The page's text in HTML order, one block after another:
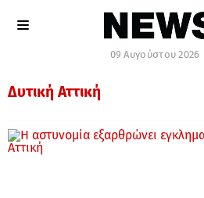
09 Αυγούστου 2026 |
Δυτική Αττική